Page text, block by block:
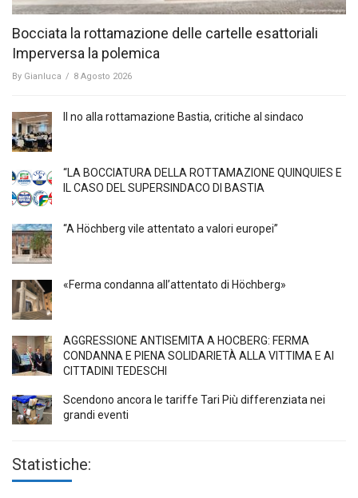
Bocciata la rottamazione delle cartelle esattoriali
Imperversa la polemica
By Gianluca / 8 Agosto 2026
Il no alla rottamazione Bastia, critiche al sindaco
“LA BOCCIATURA DELLA ROTTAMAZIONE QUINQUIES E
IL CASO DEL SUPERSINDACO DI BASTIA
“A Höchberg vile attentato a valori europei”
«Ferma condanna all’attentato di Höchberg»
AGGRESSIONE ANTISEMITA A HÖCBERG: FERMA
CONDANNA E PIENA SOLIDARIETÀ ALLA VITTIMA E AI
CITTADINI TEDESCHI
Scendono ancora le tariffe Tari Più differenziata nei
grandi eventi
Statistiche: